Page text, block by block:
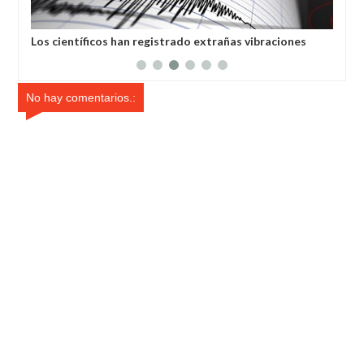
Los científicos han registrado extrañas vibraciones
No hay comentarios.: